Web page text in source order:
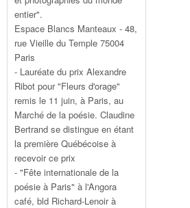
entier".
Espace Blancs Manteaux - 48,
rue Vieille du Temple 75004
Paris
- Lauréate du prix Alexandre
Ribot pour "Fleurs d'orage"
remis le 11 juin, à Paris, au
Marché de la poésie. Claudine
Bertrand se distingue en étant
la première Québécoise à
recevoir ce prix
- "Fête internationale de la
poésie à Paris" à l'Angora
café, bld Richard-Lenoir à